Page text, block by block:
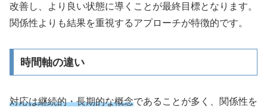
改善し、より良い状態に導くことが最終目標となります。
関係性よりも結果を重視するアプローチが特徴的です。
時間軸の違い
対応は継続的・長期的な概念であることが多く、関係性を